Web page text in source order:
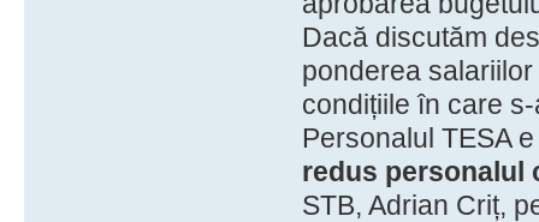
Dacă discutăm
ponderea
condițiile în care
Personalul TESA
redus personalul
STB, Adrian Criț,